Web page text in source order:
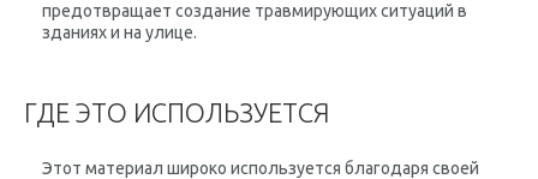
предотвращает создание травмирующих ситуаций в
зданиях и на улице.
ГДЕ ЭТО ИСПОЛЬЗУЕТСЯ
Этот материал широко используется благодаря своей